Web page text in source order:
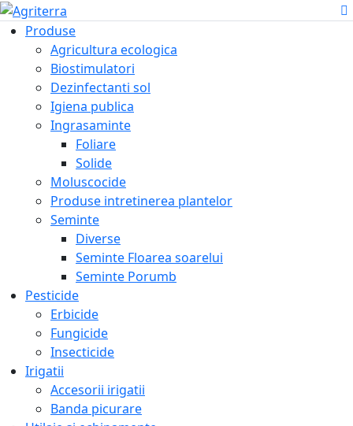
Produse
Agricultura ecologica
Biostimulatori
Dezinfectanti sol
Igiena publica
Ingrasaminte
Foliare
Solide
Moluscocide
Produse intretinerea plantelor
Seminte
Diverse
Seminte Floarea soarelui
Seminte Porumb
Pesticide
Erbicide
Fungicide
Insecticide
Irigatii
Accesorii irigatii
Banda picurare